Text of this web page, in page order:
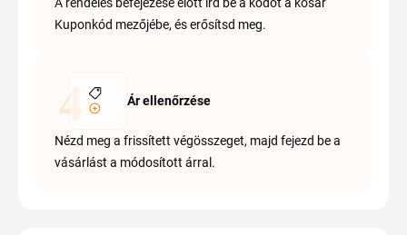
Kuponkód mezőjébe, és erősítsd meg.
Ár ellenőrzése
Nézd meg a frissített végösszeget, majd fejezd be a
vásárlást a módosított árral.